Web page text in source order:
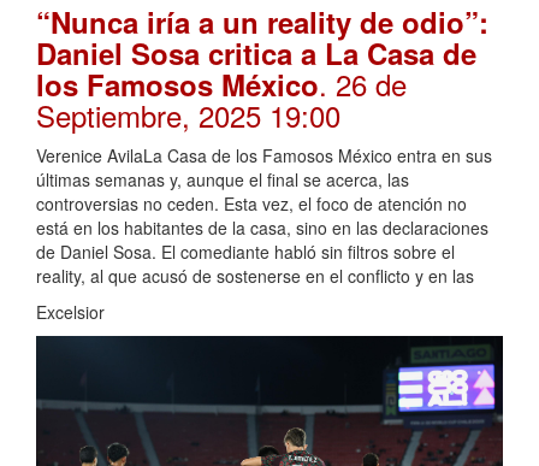
“Nunca iría a un reality de odio”:
Daniel Sosa critica a La Casa de
los Famosos México. 26 de
Septiembre, 2025 19:00
Verenice AvilaLa Casa de los Famosos México entra en sus
últimas semanas y, aunque el final se acerca, las
controversias no ceden. Esta vez, el foco de atención no
está en los habitantes de la casa, sino en las declaraciones
de Daniel Sosa. El comediante habló sin filtros sobre el
reality, al que acusó de sostenerse en el conflicto y en las
Excelsior